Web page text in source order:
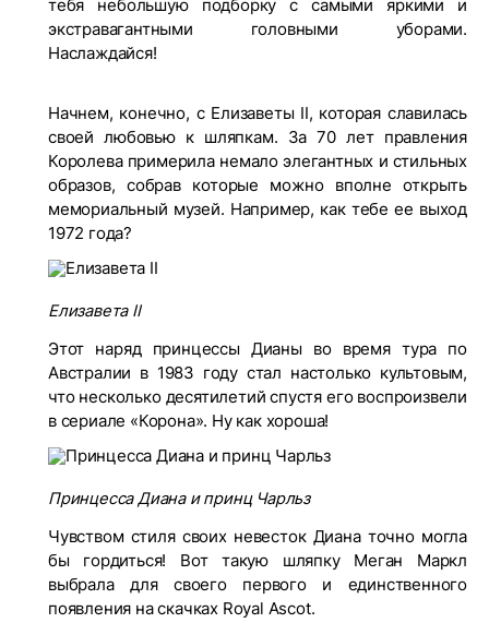
тебя небольшую подборку с самыми яркими и
экстравагантными головными уборами.
Наслаждайся!
Начнем, конечно, с Елизаветы II, которая славилась
своей любовью к шляпкам. За 70 лет правления
Королева примерила немало элегантных и стильных
образов, собрав которые можно вполне открыть
мемориальный музей. Например, как тебе ее выход
1972 года?
Елизавета II
Этот наряд принцессы Дианы во время тура по
Австралии в 1983 году стал настолько культовым,
что несколько десятилетий спустя его воспроизвели
в сериале «Корона». Ну как хороша!
Принцесса Диана и принц Чарльз
Чувством стиля своих невесток Диана точно могла
бы гордиться! Вот такую шляпку Меган Маркл
выбрала для своего первого и единственного
появления на скачках Royal Ascot.